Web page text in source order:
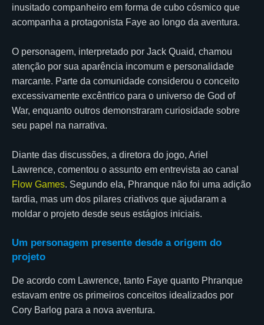
inusitado companheiro em forma de cubo cósmico que
acompanha a protagonista Faye ao longo da aventura.
O personagem, interpretado por Jack Quaid, chamou
atenção por sua aparência incomum e personalidade
marcante. Parte da comunidade considerou o conceito
excessivamente excêntrico para o universo de God of
War, enquanto outros demonstraram curiosidade sobre
seu papel na narrativa.
Diante das discussões, a diretora do jogo, Ariel
Lawrence, comentou o assunto em entrevista ao canal
Flow Games. Segundo ela, Phranque não foi uma adição
tardia, mas um dos pilares criativos que ajudaram a
moldar o projeto desde seus estágios iniciais.
Um personagem presente desde a origem do
projeto
De acordo com Lawrence, tanto Faye quanto Phranque
estavam entre os primeiros conceitos idealizados por
Cory Barlog para a nova aventura.